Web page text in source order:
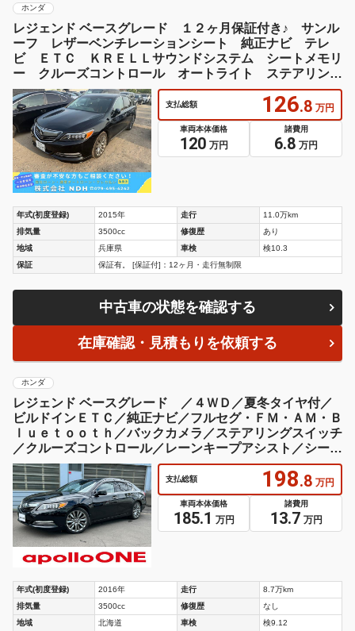
ホンダ
レジェンド ベースグレード １２ヶ月保証付き♪ サンル
ーフ レザーベンチレーションシート 純正ナビ テレ
ビ ＥＴＣ ＫＲＥＬＬサウンドシステム シートメモリ
ー クルーズコントロール オートライト ステアリング
リモコン
支払総額 126.8 万円
車両本体価格
120 万円
諸費用
6.8 万円
年式(初度登録) 2015年 走行
11.0万km
排気量
3500cc 修復歴
あり
地域
兵庫県 車検
検10.3
保証
保証有。 [保証付]：12ヶ月・走行無制限
中古車の状態を確認する
在庫確認・見積もりを依頼する
ホンダ
レジェンド ベースグレード ／４ＷＤ／夏冬タイヤ付／
ビルドインＥＴＣ／純正ナビ／フルセグ・ＦＭ・ＡＭ・Ｂ
ｌｕｅｔｏｏｔｈ／バックカメラ／ステアリングスイッチ
／クルーズコントロール／レーンキープアシスト／シート
ヒーター
支払総額 198.8 万円
車両本体価格
185.1 万円
諸費用
13.7 万円
年式(初度登録) 2016年 走行
8.7万km
排気量
3500cc 修復歴
なし
地域
北海道 車検
検9.12